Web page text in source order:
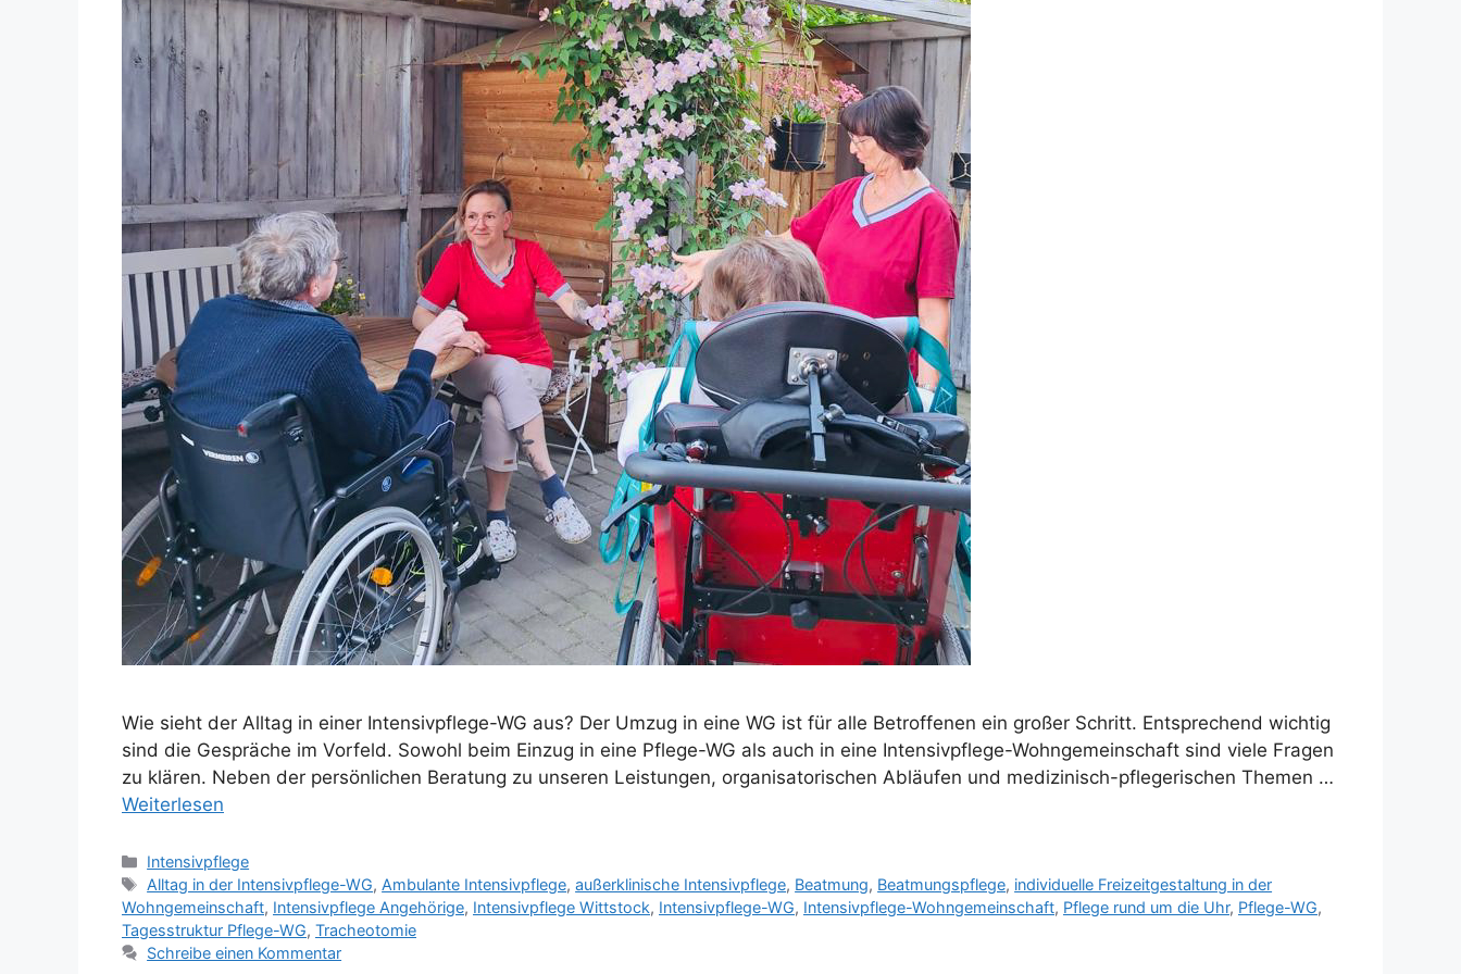
Wie sieht der Alltag in einer Intensivpflege-WG aus? Der Umzug in eine WG ist für alle Betroffenen ein großer Schritt. Entsprechend wichtig
sind die Gespräche im Vorfeld. Sowohl beim Einzug in eine Pflege-WG als auch in eine Intensivpflege-Wohngemeinschaft sind viele Fragen
zu klären. Neben der persönlichen Beratung zu unseren Leistungen, organisatorischen Abläufen und medizinisch-pflegerischen Themen …
Weiterlesen
Intensivpflege
Alltag in der Intensivpflege-WG, Ambulante Intensivpflege,außerklinische Intensivpflege, Beatmung, Beatmungspflege, individuelle Freizeitgestaltung in der
Wohngemeinschaft, Intensivpflege Angehörige, Intensivpflege Wittstock, Intensivpflege-WG, Intensivpflege-Wohngemeinschaft, Pflege rund um die Uhr, Pflege-WG,
Tagesstruktur Pflege-WG, Tracheotomie
Schreibe einen Kommentar